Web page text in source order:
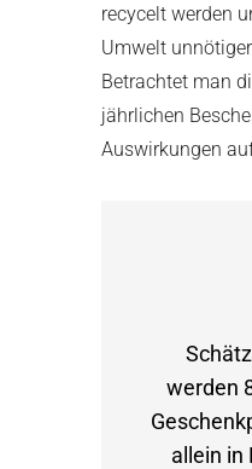
recycelt werden
Umwelt
Betrachtet man
jährlichen
Auswirkungen
werden
allein in